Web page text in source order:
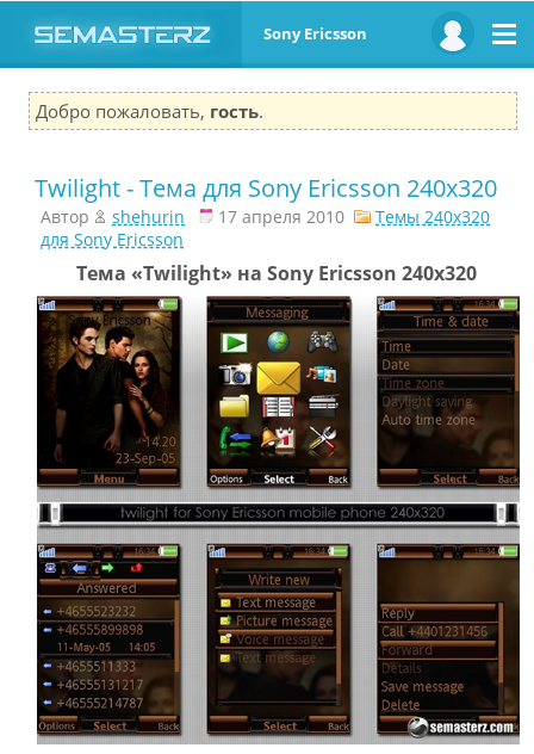
Sony Ericsson
Добро пожаловать, гость.
Twilight - Тема для Sony Ericsson 240x320
Автор shehurin 17 апреля 2010
Темы 240x320
для Sony Ericsson
Тема «Twilight» на Sony Ericsson 240x320